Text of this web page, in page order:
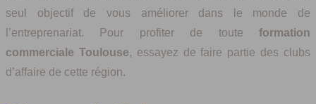
seul objectif de vous améliorer dans le monde de
l’entreprenariat. Pour profiter de toute formation
commerciale Toulouse, essayez de faire partie des clubs
d’affaire de cette région.